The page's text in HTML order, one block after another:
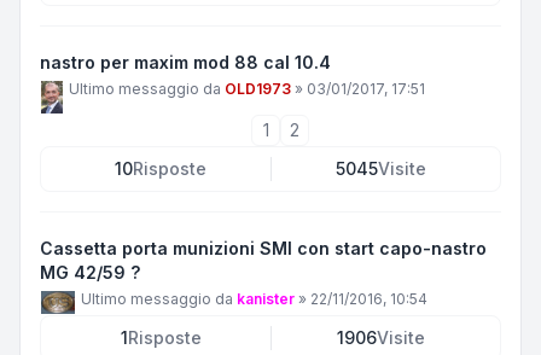
nastro per maxim mod 88 cal 10.4
Ultimo messaggio da OLD1973 » 03/01/2017, 17:51
1
2
10Risposte 5045Visite
Cassetta porta munizioni SMI con start capo-nastro
MG 42/59 ?
Ultimo messaggio da kanister » 22/11/2016, 10:54
1 Risposte 1906Visite